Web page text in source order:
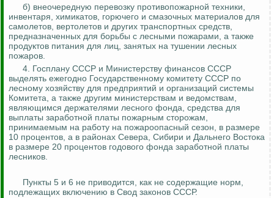
б) внеочередную перевозку противопожарной техники,
инвентаря, химикатов, горючего и смазочных материалов для
самолетов, вертолетов и других транспортных средств,
предназначенных для борьбы с лесными пожарами, а также
продуктов питания для лиц, занятых на тушении лесных
пожаров.
4. Госплану СССР и Министерству финансов СССР
выделять ежегодно Государственному комитету СССР по
лесному хозяйству для предприятий и организаций системы
Комитета, а также другим министерствам и ведомствам,
являющимся держателями лесного фонда, средства для
выплаты заработной платы пожарным сторожам,
принимаемым на работу на пожароопасный сезон, в размере
10 процентов, а в районах Севера, Сибири и Дальнего Востока
в размере 20 процентов годового фонда заработной платы
лесников.
Пункты 5 и 6 не приводится, как не содержащие норм,
подлежащих включению в Свод законов СССР.